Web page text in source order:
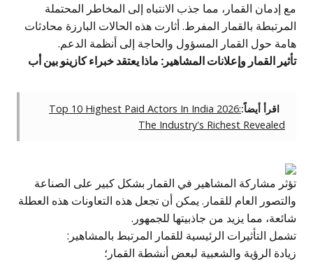
مع إدمان القمار، مما جذب الانتباه إلى المخاطر المحتملة
المرتبطة بالقمار المفرط. أثارت هذه الحالات البارزة محادثات
هامة حول القمار المسؤول والحاجة إلى أنظمة الدعم.
تأثير القمار وإعلانات المشاهير: ماذا يعتقد خبراء كازينو بين أب
اقرأ أيضاً:Top 10 Highest Paid Actors In India 2026:
The Industry's Richest Revealed
تؤثر مشاركة المشاهير في القمار بشكل كبير على الصناعة
والتصور العام للقمار. يمكن أن تجعل هذه التعاونات هذه العطلة
شائعة، مما يزيد من جاذبيتها للجمهور.
تشمل التأثيرات الرئيسية للقمار المرتبط بالمشاهير:
زيادة الرؤية والشعبية لبعض أنشطة القمار؛